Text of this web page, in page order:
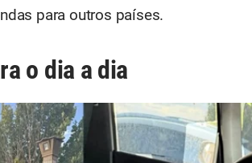
para outros países.
o dia a dia